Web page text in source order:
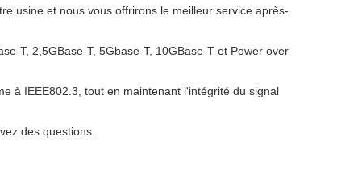
usine et nous vous offrirons le meilleur service après-
T, 2,5GBase-T, 5Gbase-T, 10GBase-T et Power over
à IEEE802.3, tout en maintenant l'intégrité du signal
des questions.